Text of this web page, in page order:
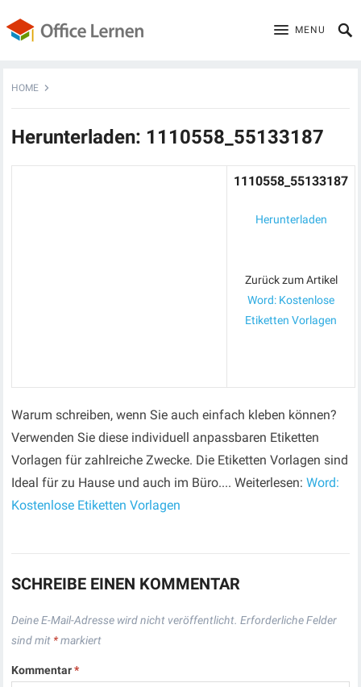
MENU
HOME
Herunterladen: 1110558_55133187
1110558_55133187
Herunterladen
Zurück zum Artikel
Word: Kostenlose
Etiketten Vorlagen
Warum schreiben, wenn Sie auch einfach kleben können?
Verwenden Sie diese individuell anpassbaren Etiketten
Vorlagen für zahlreiche Zwecke. Die Etiketten Vorlagen sind
Ideal für zu Hause und auch im Büro.... Weiterlesen:Word:
Kostenlose Etiketten Vorlagen
SCHREIBE EINEN KOMMENTAR
Deine E-Mail-Adresse wird nicht veröffentlicht. Erforderliche Felder
sind mit *markiert
Kommentar*